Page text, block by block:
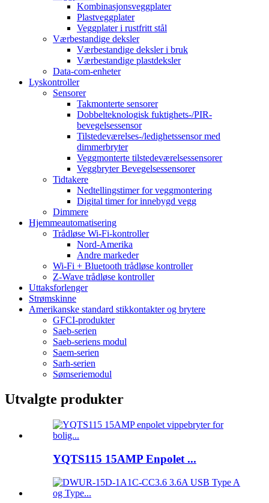
Kombinasjonsveggplater
Plastveggplater
Veggplater i rustfritt stål
Værbestandige deksler
Værbestandige deksler i bruk
Værbestandige plastdeksler
Data-com-enheter
Lyskontroller
Sensorer
Takmonterte sensorer
Dobbelteknologisk fuktighets-/PIR-
bevegelsessensor
Tilstedeværelses-/ledighetssensor med
dimmerbryter
Veggmonterte tilstedeværelsessensorer
Veggbryter Bevegelsessensorer
Tidtakere
Nedtellingstimer for veggmontering
Digital timer for innebygd vegg
Dimmere
Hjemmeautomatisering
Trådløse Wi-Fi-kontroller
Nord-Amerika
Andre markeder
Wi-Fi + Bluetooth trådløse kontroller
Z-Wave trådløse kontroller
Uttaksforlenger
Strømskinne
Amerikanske standard stikkontakter og brytere
GFCI-produkter
Saeb-serien
Saeb-seriens modul
Saem-serien
Sarh-serien
Sømseriemodul
Utvalgte produkter
YQTS115 15AMP Enpolet ...